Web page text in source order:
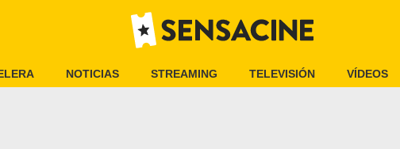
NOTICIAS STREAMING TELEVISIÓN VÍDEOS